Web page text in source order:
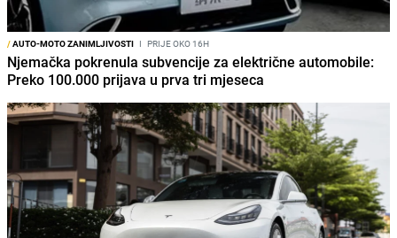
/AUTO-MOTO ZANIMLJIVOSTI I PRIJE OKO 16H
Njemačka pokrenula subvencije za električne automobile:
Preko 100.000 prijava u prva tri mjeseca